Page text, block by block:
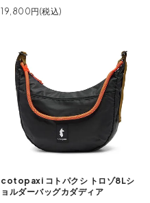
19,800円(税込)
cotopaxi コトパクシ トロゾ8Lシ
ョルダーバッグカダディア